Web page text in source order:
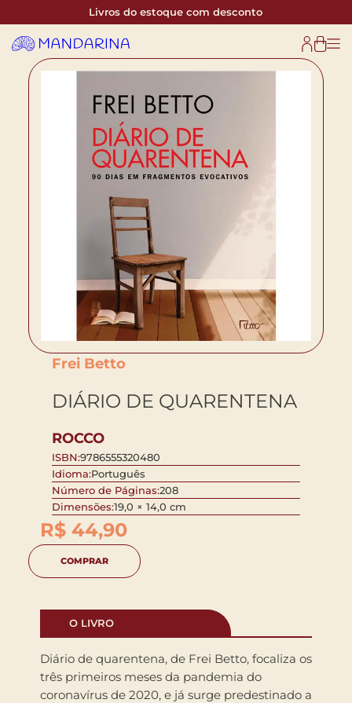
Livros do estoque com desconto
Frei Betto
DIÁRIO DE QUARENTENA
ROCCO
ISBN:9786555320480
Idioma:Português
Número de Páginas:208
Dimensões:19,0 × 14,0 cm
R$ 44,90
COMPRAR
O LIVRO
Diário de quarentena, de Frei Betto, focaliza os
três primeiros meses da pandemia do
coronavírus de 2020, e já surge predestinado a